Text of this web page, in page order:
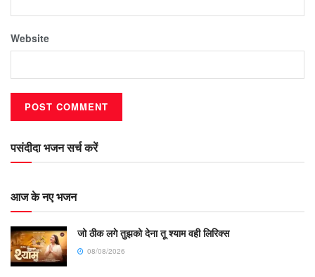
Website
पसंदीदा भजन सर्च करें
आज के नए भजन
जो ठीक लगे तुझको देना तू श्याम वही लिरिक्स
08/08/2026